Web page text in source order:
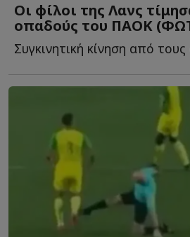
Οι φίλοι της Λανς
οπαδούς του ΠΑΟΚ